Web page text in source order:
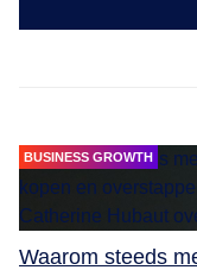
BUSINESS GROWTH
Waarom steeds